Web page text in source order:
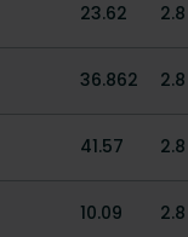
23.62 2.8
36.862 2.8
41.57 2.8
10.09 2.8